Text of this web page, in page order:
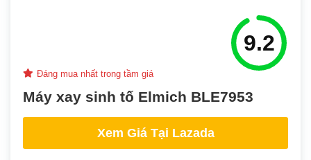
9.2
Đáng mua nhất trong tầm giá
Máy xay sinh tố Elmich BLE7953
Xem Giá Tại Lazada